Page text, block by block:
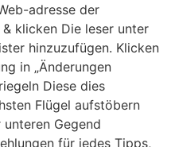
adresse der
klicken Die leser unter
hinzuzufügen. Klicken
in „Änderungen
Diese dies
Flügel aufstöbern
Gegend
für jedes Tipps,